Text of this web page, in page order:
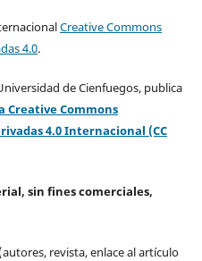
Creative Commons
4.0.
de Cienfuegos, publica
Creative Commons
4.0 Internacional (CC
sin fines comerciales,
revista, enlace al artículo